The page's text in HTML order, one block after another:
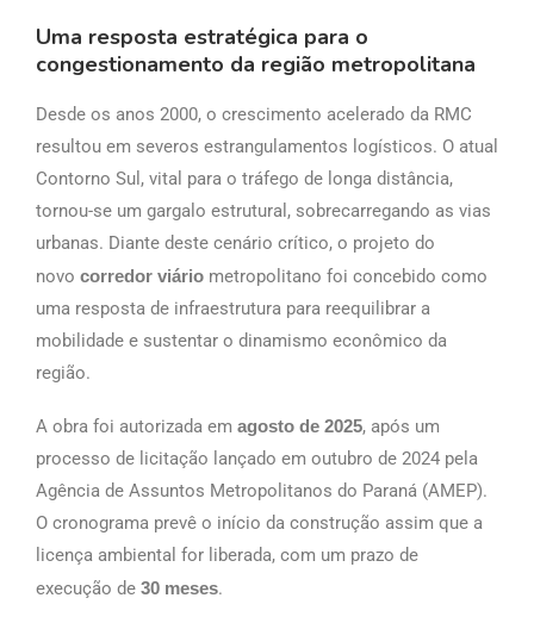
Uma resposta estratégica para o
congestionamento da região metropolitana
Desde os anos 2000, o crescimento acelerado da RMC
resultou em severos estrangulamentos logísticos. O atual
Contorno Sul, vital para o tráfego de longa distância,
tornou-se um gargalo estrutural, sobrecarregando as vias
urbanas. Diante deste cenário crítico, o projeto do
novo corredor viário metropolitano foi concebido como
uma resposta de infraestrutura para reequilibrar a
mobilidade e sustentar o dinamismo econômico da
região.
A obra foi autorizada em agosto de 2025, após um
processo de licitação lançado em outubro de 2024 pela
Agência de Assuntos Metropolitanos do Paraná (AMEP).
O cronograma prevê o início da construção assim que a
licença ambiental for liberada, com um prazo de
execução de 30 meses.